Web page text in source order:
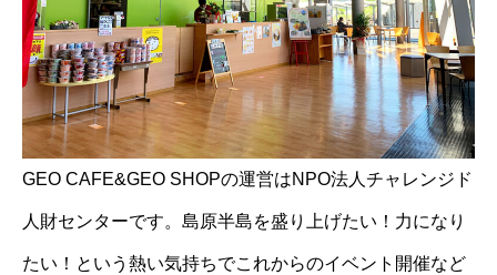
GEO CAFE&GEO SHOPの運営はNPO法人チャレンジド
人財センターです。島原半島を盛り上げたい！力になり
たい！という熱い気持ちでこれからのイベント開催など